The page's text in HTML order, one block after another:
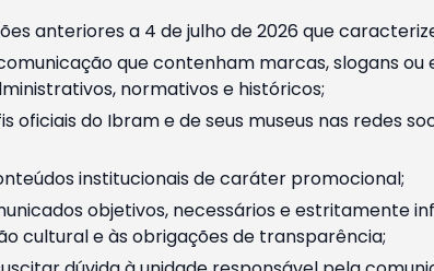
anteriores a 4 de julho de 2026 que
que contenham marcas, slogans
normativos e históricos;
do Ibram e de seus museus nas redes
institucionais de caráter promocional;
objetivos, necessários e estritamente
cultural e às obrigações de transparência;